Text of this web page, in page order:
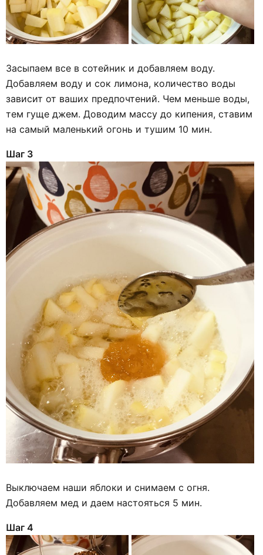
Засыпаем все в сотейник и добавляем воду.
Добавляем воду и сок лимона, количество воды
зависит от ваших предпочтений. Чем меньше воды,
тем гуще джем. Доводим массу до кипения, ставим
на самый маленький огонь и тушим 10 мин.
Шаг 3
Выключаем наши яблоки и снимаем с огня.
Добавляем мед и даем настояться 5 мин.
Шаг 4